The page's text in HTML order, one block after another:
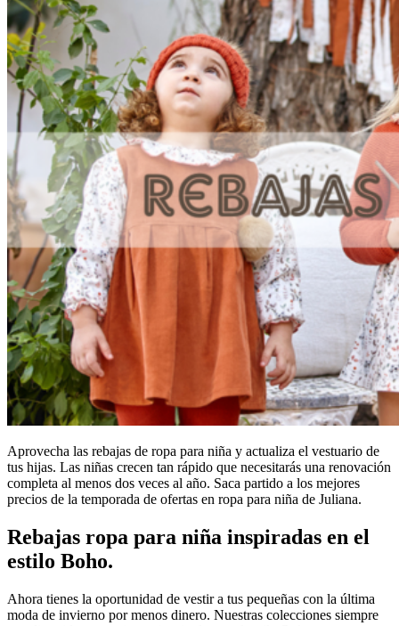
Aprovecha las rebajas de ropa para niña y actualiza el vestuario de
tus hijas. Las niñas crecen tan rápido que necesitarás una renovación
completa al menos dos veces al año. Saca partido a los mejores
precios de la temporada de ofertas en ropa para niña de Juliana.
Rebajas ropa para niña inspiradas en el
estilo Boho.
Ahora tienes la oportunidad de vestir a tus pequeñas con la última
moda de invierno por menos dinero. Nuestras colecciones siempre